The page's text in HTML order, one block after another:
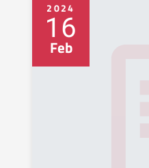
2024
16
Feb